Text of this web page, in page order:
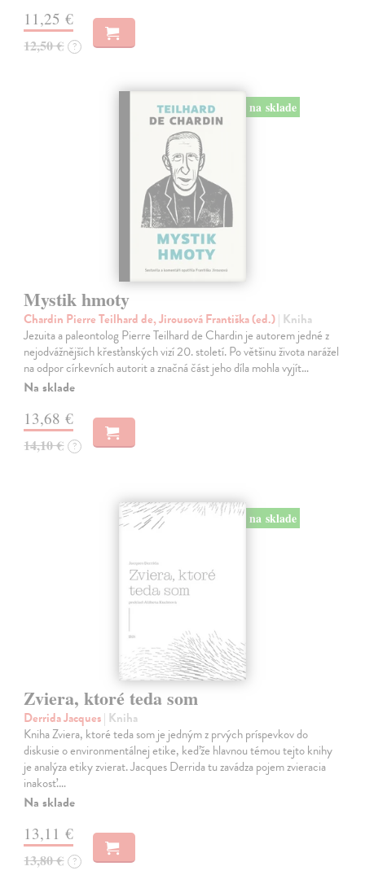
11,25 €
12,50 € ?
na sklade
Mystik hmoty
Chardin Pierre Teilhard de, Jirousová Františka (ed.)| Kniha
Jezuita a paleontolog Pierre Teilhard de Chardin je autorem jedné z
nejodvážnějších křesťanských vizí 20. století. Po většinu života narážel
na odpor církevních autorit a značná část jeho díla mohla vyjít…
Na sklade
13,68 €
14,10 € ?
na sklade
Zviera, ktoré teda som
Derrida Jacques| Kniha
Kniha Zviera, ktoré teda som je jedným z prvých príspevkov do
diskusie o environmentálnej etike, keďže hlavnou témou tejto knihy
je analýza etiky zvierat. Jacques Derrida tu zavádza pojem zvieracia
inakosť.…
Na sklade
13,11 €
13,80 € ?